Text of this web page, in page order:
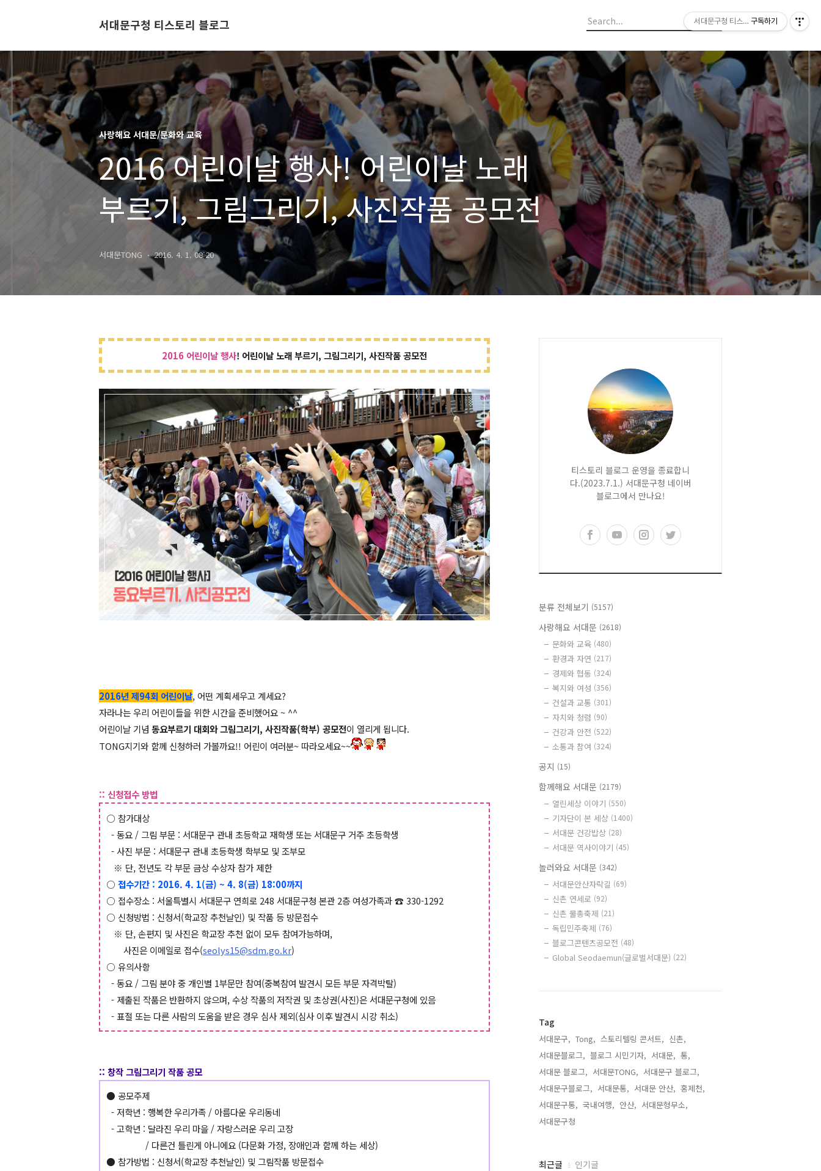
서대문구청 티스토리 블로그
사랑해요 서대문/문화와 교육
2016 어린이날 행사! 어린이날 노래
부르기, 그림그리기, 사진작품 공모전
서대문TONG 2016. 4. 1. 08:20
2016 어린이날 행사! 어린이날 노래 부르기, 그림그리기, 사진작품 공모전
2016년 제94회 어린이날, 어떤 계획세우고 계세요?
자라나는 우리 어린이들을 위한 시간을 준비했어요 ~ ^^
어린이날 기념 동요부르기 대회와 그림그리기, 사진작품(학부) 공모전이 열리게 됩니다.
TONG지기와 함께 신청하러 가볼까요!! 어린이 여러분~ 따라오세요~~
:: 신청접수 방법
○ 참가대상
- 동요 / 그림 부문 : 서대문구 관내 초등학교 재학생 또는 서대문구 거주 초등학생
- 사진 부문 : 서대문구 관내 초등학생 학부모 및 조부모
※ 단, 전년도 각 부문 금상 수상자 참가 제한
○ 접수기간 : 2016. 4. 1(금) ~ 4. 8(금) 18:00까지
○ 접수장소 : 서울특별시 서대문구 연희로 248 서대문구청 본관 2층 여성가족과 ☎ 330-1292
○ 신청방법 : 신청서(학교장 추천날인) 및 작품 등 방문접수
※ 단, 손편지 및 사진은 학교장 추천 없이 모두 참여가능하며,
사진은 이메일로 접수(seolys15@sdm.go.kr)
○ 유의사항
- 동요 / 그림 분야 중 개인별 1부문만 참여(중복참여 발견시 모든 부문 자격박탈)
- 제출된 작품은 반환하지 않으며, 수상 작품의 저작권 및 초상권(사진)은 서대문구청에 있음
- 표절 또는 다른 사람의 도움을 받은 경우 심사 제외(심사 이후 발견시 시강 취소)
:: 창작 그림그리기 작품 공모
● 공모주제
- 저학년 : 행복한 우리가족 / 아름다운 우리동네
- 고학년 : 달라진 우리 마을 / 자랑스러운 우리 고장
/ 다른건 틀린게 아니에요 (다문화 가정, 장애인과 함께 하는 세상)
● 참가방법 : 신청서(학교장 추천날인) 및 그림작품 방문접수
티스토리 블로그 운영을 종료합니
다.(2023.7.1.) 서대문구청 네이버
블로그에서 만나요!
분류 전체보기 (5157)
사랑해요 서대문 (2618)
문화와 교육 (480)
환경과 자연 (217)
경제와 협동 (324)
복지와 여성 (356)
건설과 교통 (301)
자치와 청렴 (90)
건강과 안전 (522)
소통과 참여 (324)
공지 (15)
함께해요 서대문 (2179)
열린세상 이야기 (550)
기자단이 본 세상 (1400)
서대문 건강밥상 (28)
서대문 역사이야기 (45)
놀러와요 서대문 (342)
서대문안산자락길 (69)
신촌 연세로 (92)
신촌 물총축제 (21)
독립민주축제 (76)
블로그콘텐츠공모전 (48)
Global Seodaemun(글로벌서대문) (22)
Tag
서대문구, Tong, 스토리텔링 콘서트, 신촌,
서대문블로그, 블로그 시민기자, 서대문, 통,
서대문 블로그, 서대문TONG, 서대문구 블로그,
서대문구블로그, 서대문통, 서대문 안산, 홍제천,
서대문구통, 국내여행, 안산, 서대문형무소,
서대문구청,
최
최근글 인기글
서대문구청 티스토리 블로그
구독하기